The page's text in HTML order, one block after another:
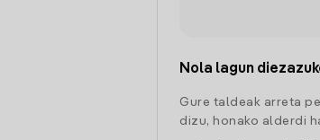
Nola lagun
Gure taldeak arreta
dizu, honako alderdi